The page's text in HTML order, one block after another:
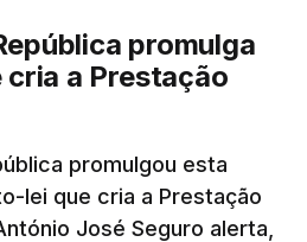
promulga
a Prestação
promulgou esta
lei que cria a Prestação
José Seguro alerta,